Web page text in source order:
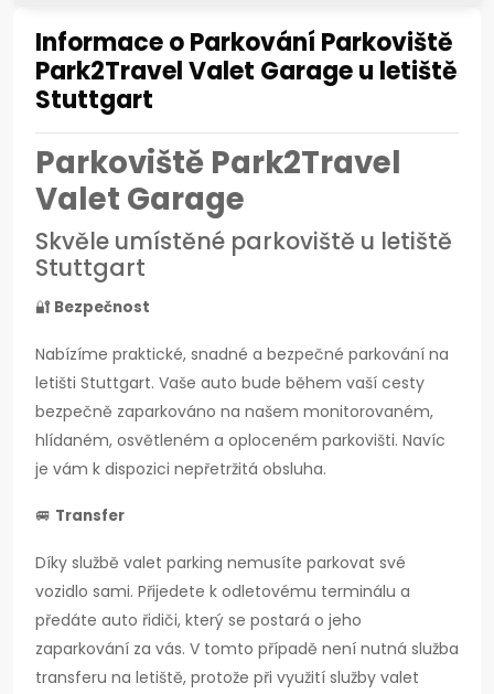
Informace o Parkování Parkoviště
Park2Travel Valet Garage u letiště
Stuttgart
Parkoviště Park2Travel
Valet Garage
Skvěle umístěné parkoviště u letiště
Stuttgart
🔐 Bezpečnost
Nabízíme praktické, snadné a bezpečné parkování na
letišti Stuttgart. Vaše auto bude během vaší cesty
bezpečně zaparkováno na našem monitorovaném,
hlídaném, osvětleném a oploceném parkovišti. Navíc
je vám k dispozici nepřetržitá obsluha.
🚐 Transfer
Díky službě valet parking nemusíte parkovat své
vozidlo sami. Přijedete k odletovému terminálu a
předáte auto řidiči, který se postará o jeho
zaparkování za vás. V tomto případě není nutná služba
transferu na letiště, protože při využití služby valet